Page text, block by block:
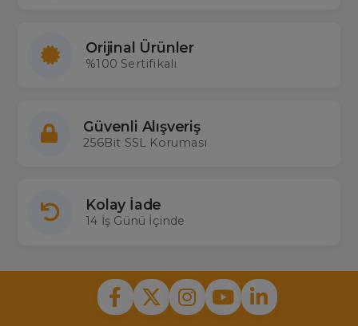
Orijinal Ürünler
%100 Sertifikalı
Güvenli Alışveriş
256Bit SSL Koruması
Kolay İade
14 İş Günü İçinde